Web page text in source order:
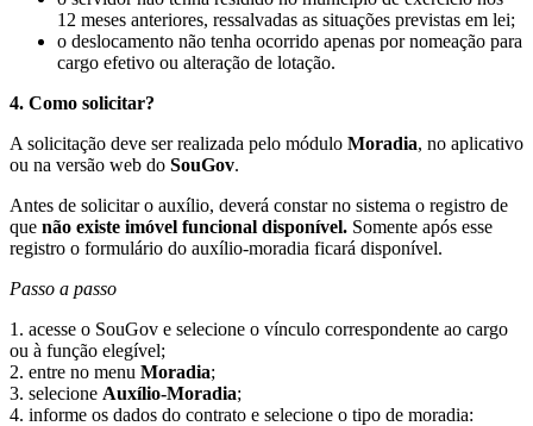
12 meses anteriores, ressalvadas as situações previstas em lei;
o deslocamento não tenha ocorrido apenas por nomeação para
cargo efetivo ou alteração de lotação.
4. Como solicitar?
A solicitação deve ser realizada pelo módulo Moradia, no aplicativo
ou na versão web do SouGov.
Antes de solicitar o auxílio, deverá constar no sistema o registro de
que não existe imóvel funcional disponível. Somente após esse
registro o formulário do auxílio-moradia ficará disponível.
Passo a passo
1. acesse o SouGov e selecione o vínculo correspondente ao cargo
ou à função elegível;
2. entre no menu Moradia;
3. selecione Auxílio-Moradia;
4. informe os dados do contrato e selecione o tipo de moradia: